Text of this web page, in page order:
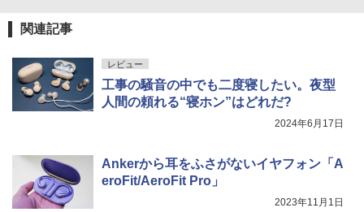
関連記事
レビュー
工事の騒音の中でも二度寝したい。夜型
人間の頼れる“寝ホン”はどれだ?
2024年6月17日
Ankerから耳をふさがないイヤフォン「A
eroFit/AeroFit Pro」
2023年11月1日